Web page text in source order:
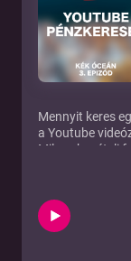
Mennyit keres
a Youtube
Milyen bevételi
arra mi a baj a
szerintem miért
gondolnak a